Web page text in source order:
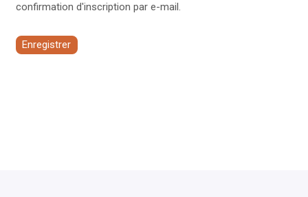
confirmation d'inscription par e-mail.
Enregistrer